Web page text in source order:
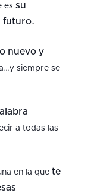
es su
futuro.
nuevo y
siempre se
a todas las
en la que te